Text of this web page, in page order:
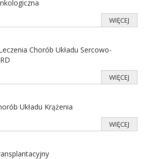
WIĘCEJ
Chorób Układu Sercowo-
WIĘCEJ
Układu Krążenia
WIĘCEJ